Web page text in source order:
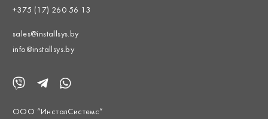
+375 (17) 260 56 13
sales@installsys.by
info@installsys.by
ООО “ИнсталСистемс”